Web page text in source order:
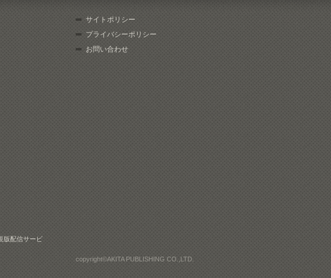
サイトポリシー
プライバシーポリシー
お問い合わせ
版配信サービ
copyright©AKITA PUBLISHING CO.,LTD.